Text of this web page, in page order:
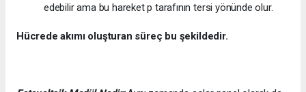
edebilir ama bu hareket p tarafının tersi yönünde olur.
Hücrede akımı oluşturan süreç bu şekildedir.